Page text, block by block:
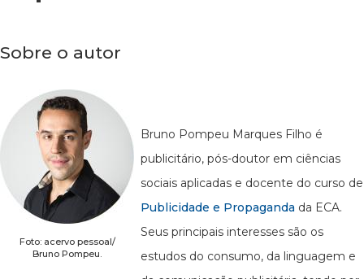
Sobre o autor
Foto: acervo pessoal/
Bruno Pompeu.
Bruno Pompeu Marques Filho é
publicitário, pós-doutor em ciências
sociais aplicadas e docente do curso de
Publicidade e Propaganda da ECA.
Seus principais interesses são os
estudos do consumo, da linguagem e